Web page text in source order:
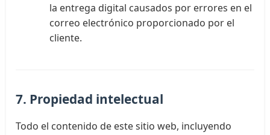
la entrega digital causados por errores en el
correo electrónico proporcionado por el
cliente.
7. Propiedad intelectual
Todo el contenido de este sitio web, incluyendo